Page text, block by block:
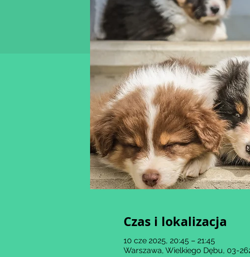
Czas i lokalizacja
10 cze 2025, 20:45 – 21:45
Warszawa, Wielkiego Dębu, 03-